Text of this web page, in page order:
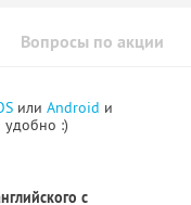
Вопросы по акции
или Android и
удобно :)
с